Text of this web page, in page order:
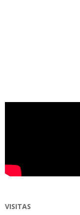
VISITAS